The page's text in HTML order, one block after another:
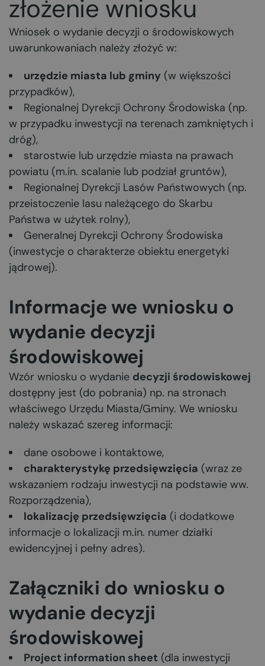
złożenie wniosku
Wniosek o wydanie decyzji o środowiskowych
uwarunkowaniach należy złożyć w:
urzędzie miasta lub gminy (w większości
przypadków),
Regionalnej Dyrekcji Ochrony Środowiska (np.
w przypadku inwestycji na terenach zamkniętych i
dróg),
starostwie lub urzędzie miasta na prawach
powiatu (m.in. scalanie lub podział gruntów),
Regionalnej Dyrekcji Lasów Państwowych (np.
przeistoczenie lasu należącego do Skarbu
Państwa w użytek rolny),
Generalnej Dyrekcji Ochrony Środowiska
(inwestycje o charakterze obiektu energetyki
jądrowej).
Informacje we wniosku o
wydanie decyzji
środowiskowej
Wzór wniosku o wydanie decyzji środowiskowej
dostępny jest (do pobrania) np. na stronach
właściwego Urzędu Miasta/Gminy. We wniosku
należy wskazać szereg informacji:
dane osobowe i kontaktowe,
charakterystykę przedsięwzięcia (wraz ze
wskazaniem rodzaju inwestycji na podstawie ww.
Rozporządzenia),
lokalizację przedsięwzięcia (i dodatkowe
informacje o lokalizacji m.in. numer działki
ewidencyjnej i pełny adres).
Załączniki do wniosku o
wydanie decyzji
środowiskowej
Project information sheet (dla inwestycji